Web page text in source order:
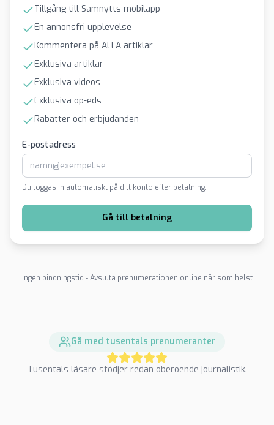
Tillgång till Samnytts mobilapp
En annonsfri upplevelse
Kommentera på ALLA artiklar
Exklusiva artiklar
Exklusiva videos
Exklusiva op-eds
Rabatter och erbjudanden
E-postadress
Du loggas in automatiskt på ditt konto efter betalning.
Gå till betalning
Ingen bindningstid - Avsluta prenumerationen online när som helst
Gå med tusentals prenumeranter
Tusentals läsare stödjer redan oberoende journalistik.